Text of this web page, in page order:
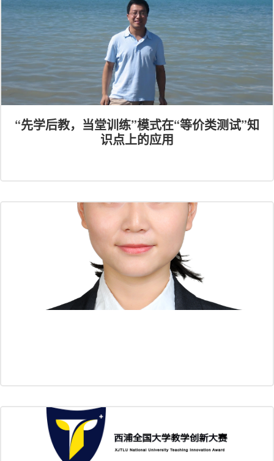
“先学后教，当堂训练”模式在“等价类测试”知
识点上的应用